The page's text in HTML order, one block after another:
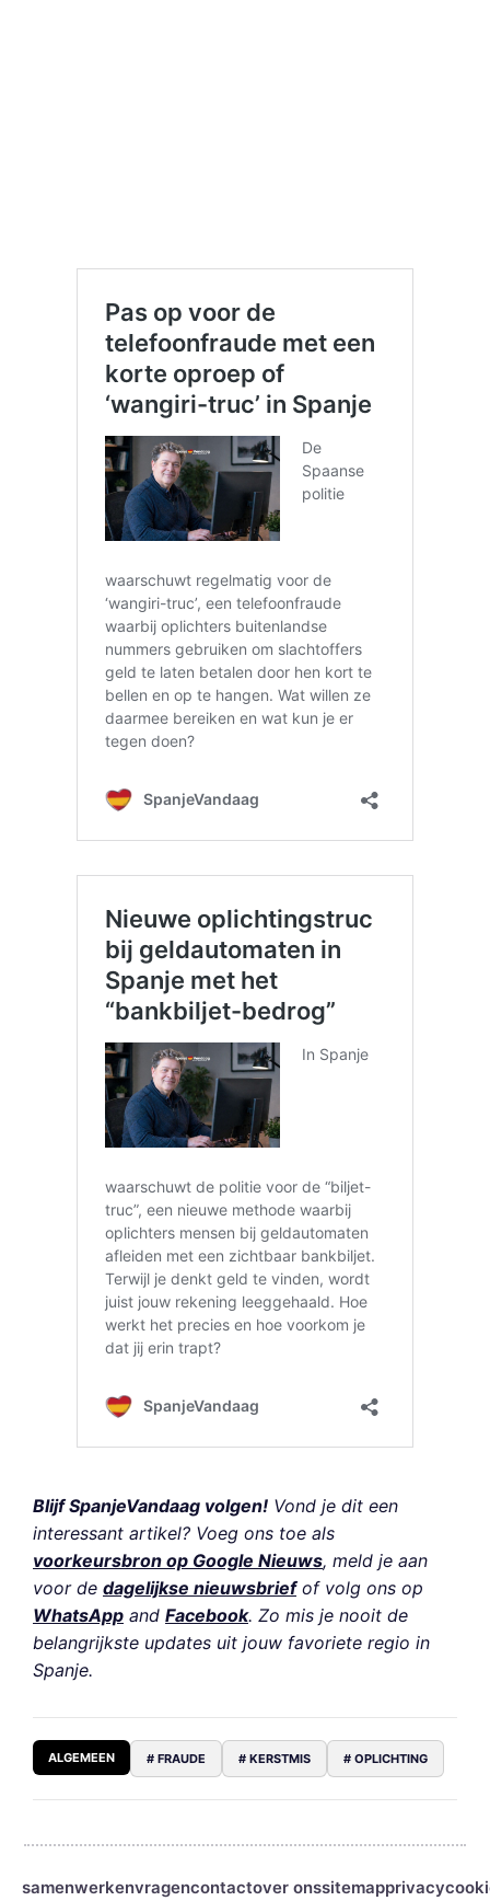
Blijf SpanjeVandaag volgen! Vond je dit een
interessant artikel? Voeg ons toe als
voorkeursbron op Google Nieuws, meld je aan
voor de dagelijkse nieuwsbriefof volg ons op
WhatsApp and Facebook. Zo mis je nooit de
belangrijkste updates uit jouw favoriete regio in
Spanje.
ALGEMEEN # FRAUDE # KERSTMIS # OPLICHTING
samenwerkenvragencontactover onssitemapprivacy